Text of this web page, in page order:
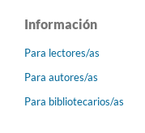
Información
Para lectores/as
Para autores/as
Para bibliotecarios/as